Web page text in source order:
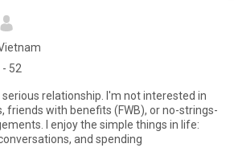
- 52
I'm not interested in
friends with benefits (FWB), or no-strings-
things in life:
and spending